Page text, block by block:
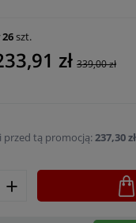
26szt.
zł 339,00 zł
przed tą promocją:237,30 zł
jest sprzedawany krócej niż
jest najniższa cena od
produkt pojawił się w
+